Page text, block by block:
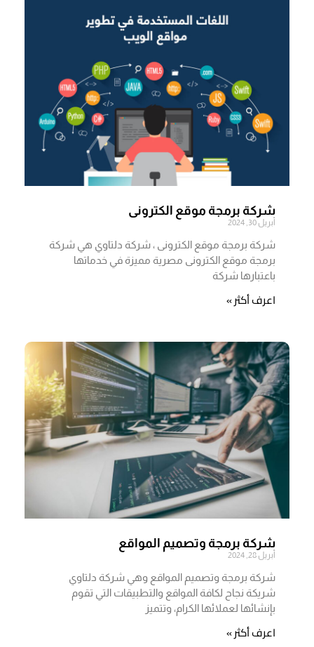
شركة برمجة موقع الكترونى
أبريل 30, 2024
شركة برمجة موقع الكترونى ، شركة دلتاوي هي شركة
برمجة موقع الكترونى مصرية مميزة في خدماتها
باعتبارها شركة
اعرف أكثر »
شركة برمجة وتصميم المواقع
أبريل 28, 2024
شركة برمجة وتصميم المواقع وهي شركة دلتاوي
شريكة نجاح لكافة المواقع والتطبيقات التي تقوم
بإنشائها لعملائها الكرام، وتتميز
اعرف أكثر »